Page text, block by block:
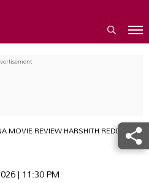
MOVIE REVIEW HARSHITH REDDY
| 11:30 PM